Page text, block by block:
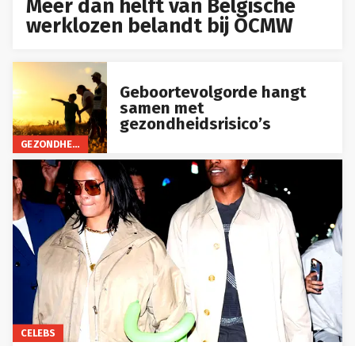
Meer dan helft van Belgische
werklozen belandt bij OCMW
GEZONDHEID
Geboortevolgorde hangt
samen met
gezondheidsrisico’s
CELEBS